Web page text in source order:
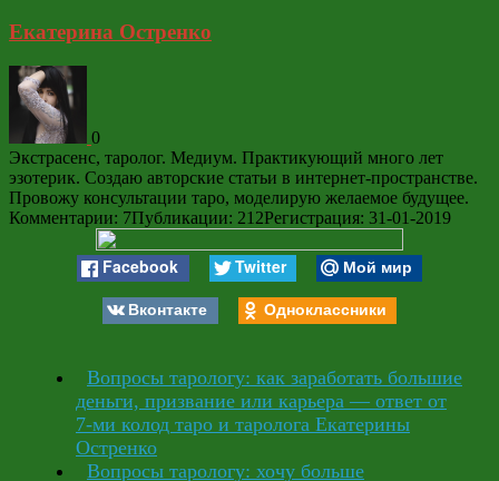
Екатерина Остренко
0
Экстрасенс, таролог. Медиум. Практикующий много лет
эзотерик. Создаю авторские статьи в интернет-пространстве.
Провожу консультации таро, моделирую желаемое будущее.
Комментарии: 7Публикации: 212Регистрация: 31-01-2019
Facebook Twitter
Мой мир
Вконтакте
Одноклассники
Вопросы тарологу: как заработать большие
деньги, призвание или карьера — ответ от
7-ми колод таро и таролога Екатерины
Остренко
Вопросы тарологу: хочу больше